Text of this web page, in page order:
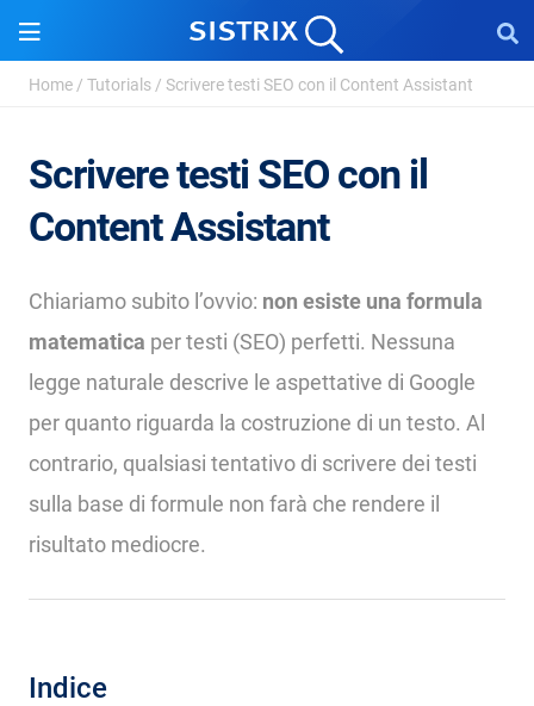
Home / Tutorials / Scrivere testi SEO con il Content Assistant
Scrivere testi SEO con il
Content Assistant
Chiariamo subito l’ovvio: non esiste una formula
matematica per testi (SEO) perfetti. Nessuna
legge naturale descrive le aspettative di Google
per quanto riguarda la costruzione di un testo. Al
contrario, qualsiasi tentativo di scrivere dei testi
sulla base di formule non farà che rendere il
risultato mediocre.
Indice